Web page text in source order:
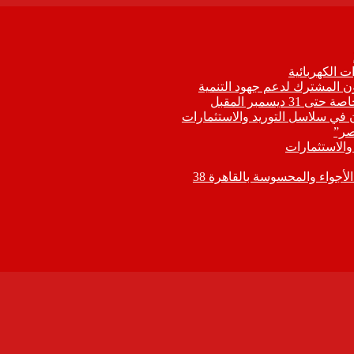
المشترك لدعم جهود التنمية
المقبل
في سلاسل التوريد والاستثمارات
والمحسوسة بالقاهرة 38